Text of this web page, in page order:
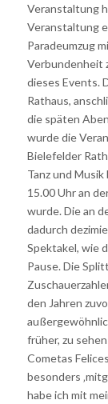
Veranstaltung
Veranstaltung
Paradeumzug
Verbundenheit
dieses Events.
Rathaus,
die späten
wurde die
Bielefelder
Tanz und
15.00 Uhr an
wurde. Die an
dadurch
Spektakel, wie
Pause. Die
den Jahren
früher, zu
Cometas
besonders
habe ich mit